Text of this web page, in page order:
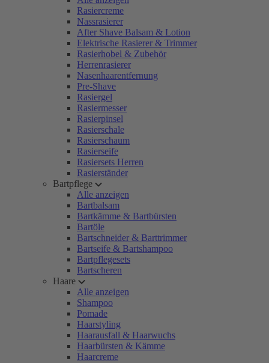
Rasiercreme
Nassrasierer
After Shave Balsam & Lotion
Elektrische Rasierer & Trimmer
Rasierhobel & Zubehör
Herrenrasierer
Nasenhaarentfernung
Pre-Shave
Rasiergel
Rasiermesser
Rasierpinsel
Rasierschale
Rasierschaum
Rasierseife
Rasiersets Herren
Rasierständer
Bartpflege
Alle anzeigen
Bartbalsam
Bartkämme & Bartbürsten
Bartöle
Bartschneider & Barttrimmer
Bartseife & Bartshampoo
Bartpflegesets
Bartscheren
Haare
Alle anzeigen
Shampoo
Pomade
Haarstyling
Haarausfall & Haarwuchs
Haarbürsten & Kämme
Haarcreme